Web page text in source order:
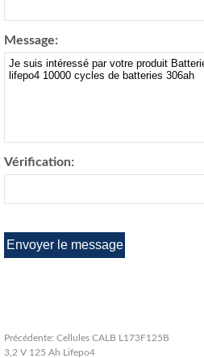
Message:
Vérification:
Précédente: Cellules CALB L173F125B
3,2 V 125 Ah Lifepo4